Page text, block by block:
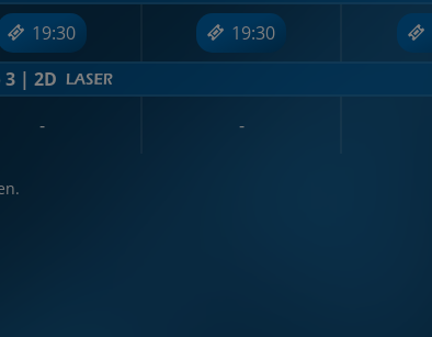
19:30 19:30
- -
3 | 2D